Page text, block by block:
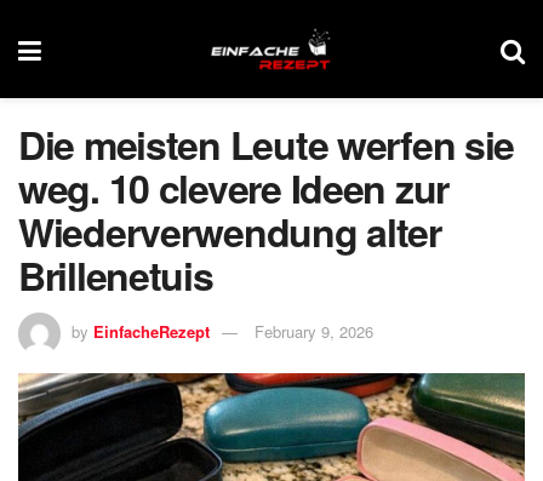
Die meisten Leute werfen sie
weg. 10 clevere Ideen zur
Wiederverwendung alter
Brillenetuis
by EinfacheRezept February 9, 2026